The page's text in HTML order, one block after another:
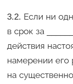
3.2. Если ни
в срок за
действия
намерении его
на